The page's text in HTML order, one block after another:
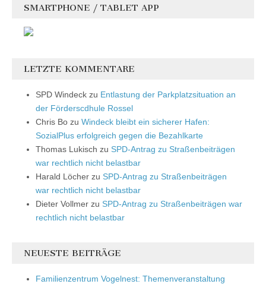
SMARTPHONE / TABLET APP
LETZTE KOMMENTARE
SPD Windeck zu Entlastung der Parkplatzsituation an
der Förderscdhule Rossel
Chris Bo zu Windeck bleibt ein sicherer Hafen:
SozialPlus erfolgreich gegen die Bezahlkarte
Thomas Lukisch zu SPD-Antrag zu Straßenbeiträgen
war rechtlich nicht belastbar
Harald Löcher zu SPD-Antrag zu Straßenbeiträgen
war rechtlich nicht belastbar
Dieter Vollmer zu SPD-Antrag zu Straßenbeiträgen war
rechtlich nicht belastbar
NEUESTE BEITRÄGE
Familienzentrum Vogelnest: Themenveranstaltung